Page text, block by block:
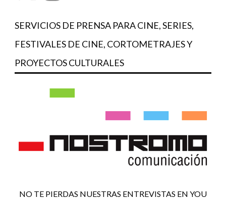
SERVICIOS DE PRENSA PARA CINE, SERIES,
FESTIVALES DE CINE, CORTOMETRAJES Y
PROYECTOS CULTURALES
NO TE PIERDAS NUESTRAS ENTREVISTAS EN YOU